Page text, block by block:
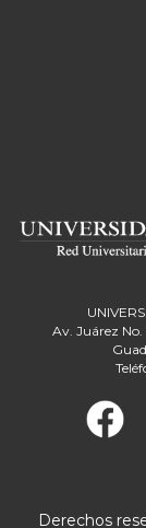
Av. Juárez
Derechos